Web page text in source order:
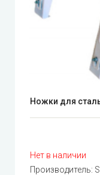
Ножки для
Нет в наличии
Производитель: